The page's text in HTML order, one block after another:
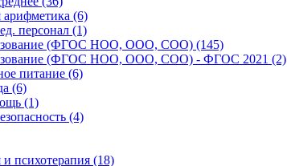
арифметика (6)
персонал (1)
(ФГОС НОО, ООО, СОО) (145)
(ФГОС НОО, ООО, СОО) - ФГОС 2021 (2)
питание (6)
(6)
(1)
(4)
психотерапия (18)